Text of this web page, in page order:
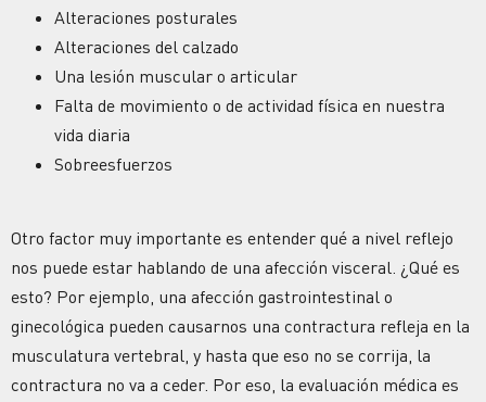
Alteraciones posturales
Alteraciones del calzado
Una lesión muscular o articular
Falta de movimiento o de actividad física en nuestra
vida diaria
Sobreesfuerzos
Otro factor muy importante es entender qué a nivel reflejo
nos puede estar hablando de una afección visceral. ¿Qué es
esto? Por ejemplo, una afección gastrointestinal o
ginecológica pueden causarnos una contractura refleja en la
musculatura vertebral, y hasta que eso no se corrija, la
contractura no va a ceder. Por eso, la evaluación médica es